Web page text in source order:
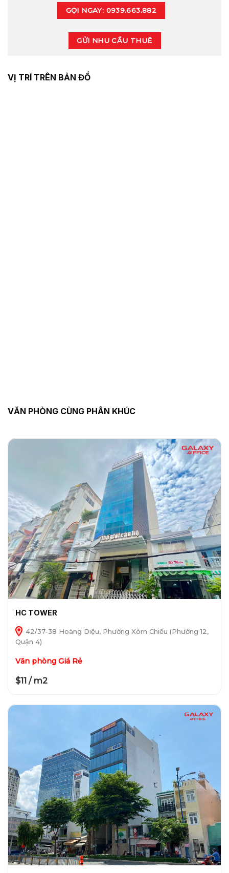
GỌI NGAY: 0939.663.882
GỬI NHU CẦU THUÊ
VỊ TRÍ TRÊN BẢN ĐỒ
VĂN PHÒNG CÙNG PHÂN KHÚC
HC TOWER
42/37-38 Hoàng Diệu, Phường Xóm Chiếu (Phường 12,
Quận 4)
Văn phòng Giá Rẻ
$11 / m2